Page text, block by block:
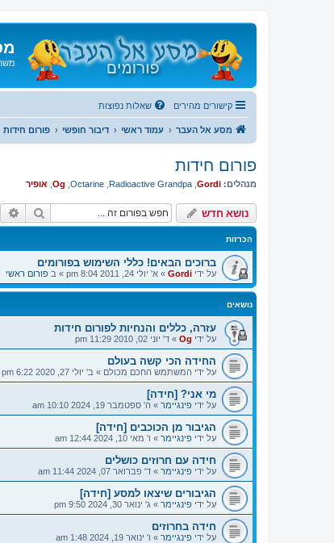
קישורים מהירים שאלות נפוצות
מסע אל העבר עמוד ראשי דיבור חופשי פורום חידות
פורום חידות
מנהלים: Gordi
Radioactive Grandpa
Octarine
Og אופיר
נושא חדש חיפוש
הכרזות
ברוכים הבאים! כללי השימוש בפורומים
על ידי Gordi
» א' יולי 24, 2011 8:04 pm » ב פורום ראשי
נושאים
עזרה, כללים והנחיות לפורום חידות
על ידי Og
» ד' יוני 02, 2010 11:29 pm
החידה הכי קשה בעולם
על ידי המשתמש החכם מכולם » ב' יולי 27, 2020 6:22 pm
מי אני? [חידה]
על ידי פינגיימר » ה' ספטמבר 19, 2024 10:10 am
הגיבור מן הכוכבים [חידה]
על ידי פינגיימר » ו' מאי 10, 2024 12:44 am
חידה עם חרוזים כושלים
על ידי פינגיימר » ד' פברואר 07, 2024 11:44 am
הגיבורים שיצאו למסע [חידה]
על ידי פינגיימר » ג' ינואר 30, 2024 9:50 pm
חידה בחרוזים
על ידי פינגיימר » ו' ינואר 19, 2024 1:48 am